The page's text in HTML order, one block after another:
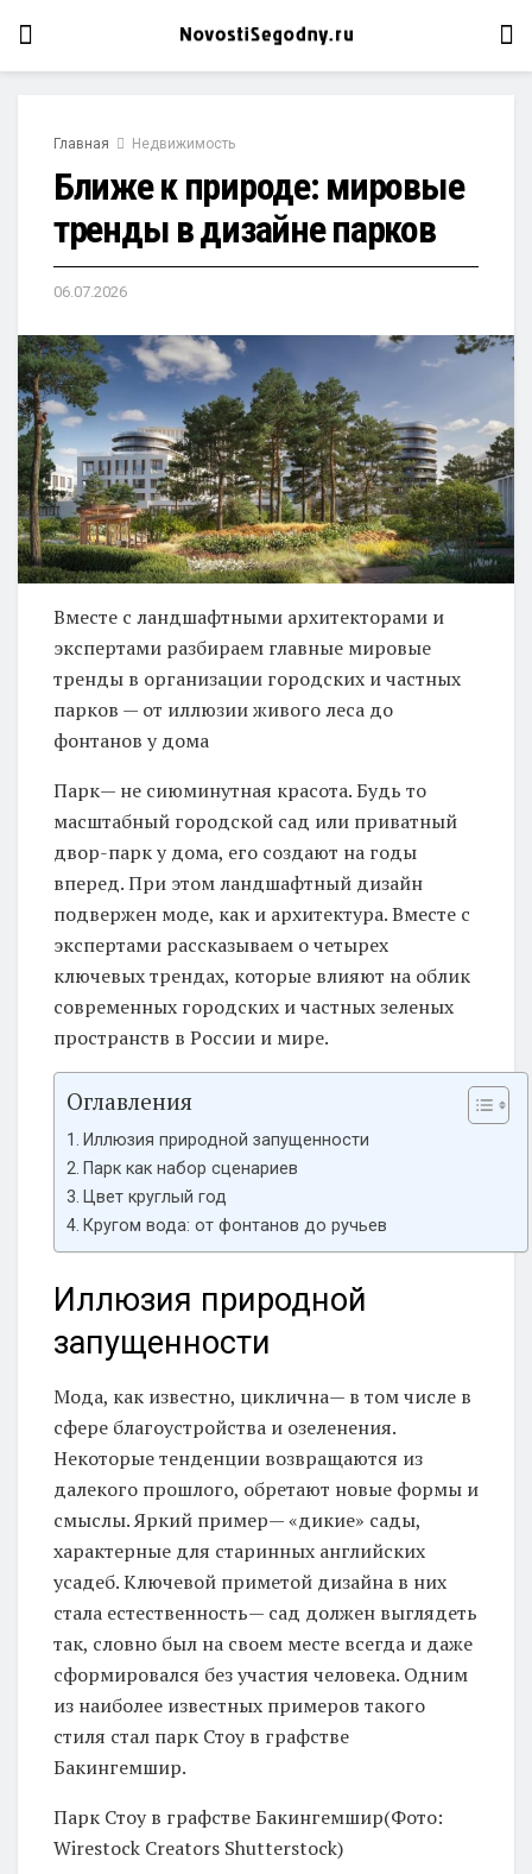
Главная Недвижимость
Ближе к природе: мировые
тренды в дизайне парков
06.07.2026
Вместе с ландшафтными архитекторами и
экспертами разбираем главные мировые
тренды в организации городских и частных
парков — от иллюзии живого леса до
фонтанов у дома
Парк— не сиюминутная красота. Будь то
масштабный городской сад или приватный
двор-парк у дома, его создают на годы
вперед. При этом ландшафтный дизайн
подвержен моде, как и архитектура. Вместе с
экспертами рассказываем о четырех
ключевых трендах, которые влияют на облик
современных городских и частных зеленых
пространств в России и мире.
Оглавления
Иллюзия природной запущенности
Парк как набор сценариев
Цвет круглый год
Кругом вода: от фонтанов до ручьев
Иллюзия природной
запущенности
Мода, как известно, циклична— в том числе в
сфере благоустройства и озеленения.
Некоторые тенденции возвращаются из
далекого прошлого, обретают новые формы и
смыслы. Яркий пример— «дикие» сады,
характерные для старинных английских
усадеб. Ключевой приметой дизайна в них
стала естественность— сад должен выглядеть
так, словно был на своем месте всегда и даже
сформировался без участия человека. Одним
из наиболее известных примеров такого
стиля стал парк Стоу в графстве
Бакингемшир.
Парк Стоу в графстве Бакингемшир(Фото:
Wirestock Creators Shutterstock)